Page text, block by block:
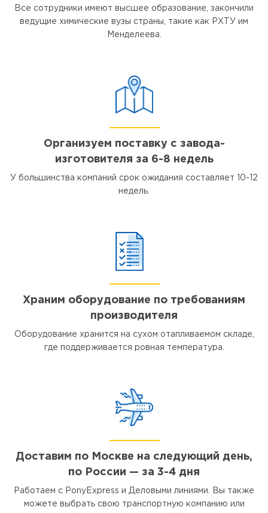
Все сотрудники имеют высшее образование, закончили
ведущие химические вузы страны, такие как РХТУ им
Менделеева.
Организуем поставку с завода-
изготовителя за 6-8 недель
У большинства компаний срок ожидания составляет 10-12
недель.
Храним оборудование по требованиям
производителя
Оборудование хранится на сухом отапливаемом складе,
где поддерживается ровная температура.
Доставим по Москве на следующий день,
по России — за 3-4 дня
Работаем с PonyExpress и Деловыми линиями. Вы также
можете выбрать свою транспортную компанию или